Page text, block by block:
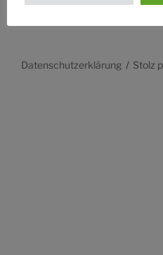
Datenschutzerklärung Stolz